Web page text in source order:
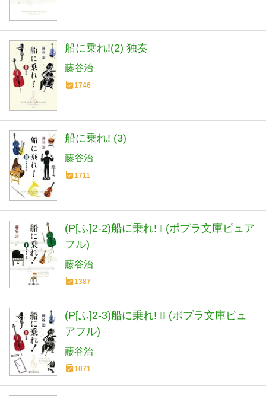
船に乗れ!(2) 独奏
藤谷治
1746
船に乗れ! (3)
藤谷治
1711
(P[ふ]2-2)船に乗れ! I (ポプラ文庫ピュア
フル)
藤谷治
1387
(P[ふ]2-3)船に乗れ! II (ポプラ文庫ピュ
アフル)
藤谷治
1071